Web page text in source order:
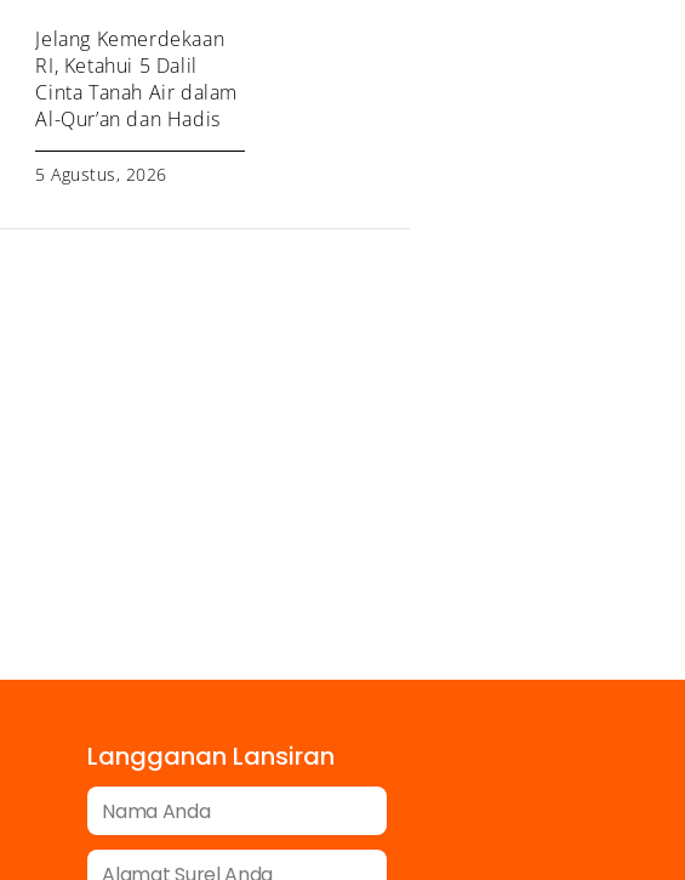
Jelang Kemerdekaan
RI, Ketahui 5 Dalil
Cinta Tanah Air dalam
Al-Qur’an dan Hadis
5 Agustus, 2026
Langganan Lansiran